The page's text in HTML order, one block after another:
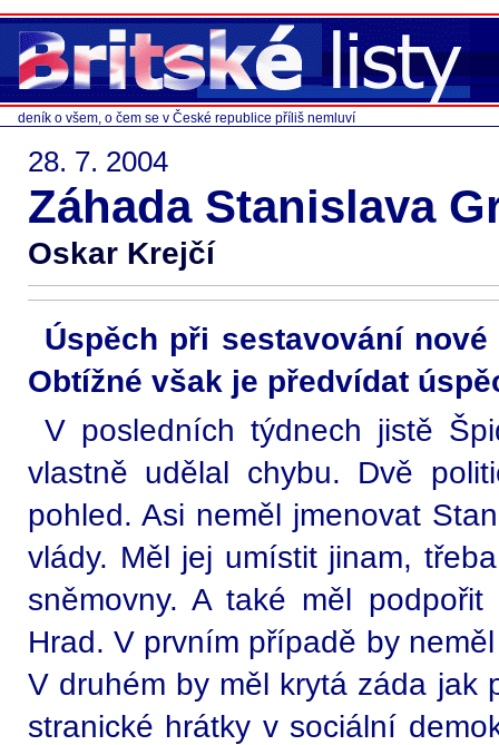
deník o všem, o čem se v České republice příliš nemluví
28. 7. 2004
Záhada Stanislava
Oskar Krejčí
Úspěch při sestavování
Obtížné však je předvídat
V posledních týdnech jistě
vlastně udělal chybu. Dvě
pohled. Asi neměl jmenovat
vlády. Měl jej umístit jinam,
sněmovny. A také měl
Hrad. V prvním případě by
V druhém by měl krytá záda jak
stranické hrátky v sociální